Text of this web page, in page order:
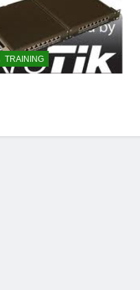
TRAINING